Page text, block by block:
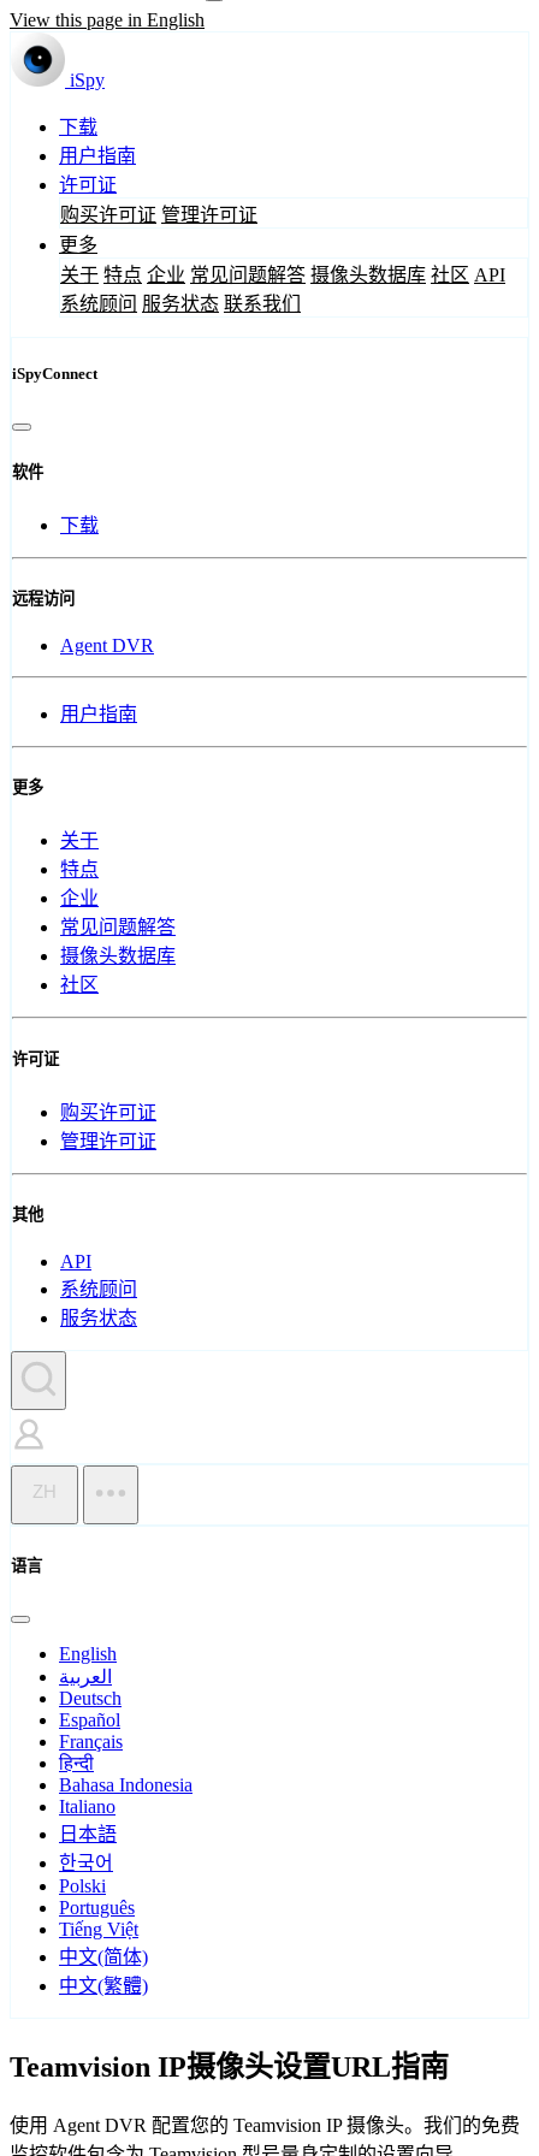
View this page in English
iSpy
下载
用户指南
许可证
购买许可证 管理许可证
更多
关于 特点 企业 常见问题解答 摄像头数据库 社区 API
系统顾问 服务状态 联系我们
iSpyConnect
软件
下载
远程访问
Agent DVR
用户指南
更多
关于
特点
企业
常见问题解答
摄像头数据库
社区
许可证
购买许可证
管理许可证
其他
API
系统顾问
服务状态
ZH
语言
English
العربية
Deutsch
Español
Français
हिन्दी
Bahasa Indonesia
Italiano
日本語
한국어
Polski
Português
Tiếng Việt
中文(简体)
中文(繁體)
Teamvision IP摄像头设置URL指南
使用 Agent DVR 配置您的 Teamvision IP 摄像头。我们的免费